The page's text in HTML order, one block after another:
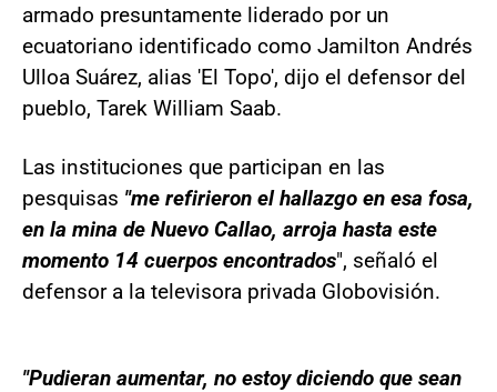
armado presuntamente liderado por un
ecuatoriano identificado como Jamilton Andrés
Ulloa Suárez, alias 'El Topo', dijo el defensor del
pueblo, Tarek William Saab.
Las instituciones que participan en las
pesquisas "me refirieron el hallazgo en esa fosa,
en la mina de Nuevo Callao, arroja hasta este
momento 14 cuerpos encontrados", señaló el
defensor a la televisora privada Globovisión.
"Pudieran aumentar, no estoy diciendo que sean